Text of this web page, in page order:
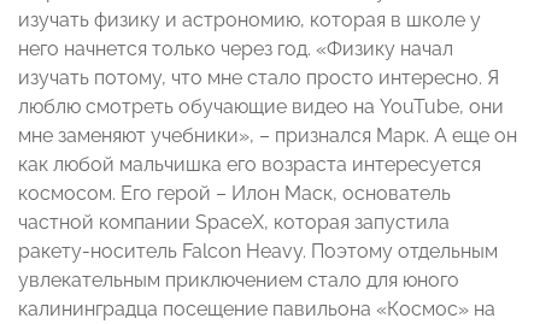
изучать физику и астрономию, которая в школе у
него начнется только через год. «Физику начал
изучать потому, что мне стало просто интересно. Я
люблю смотреть обучающие видео на YouTube, они
мне заменяют учебники», – признался Марк. А еще он
как любой мальчишка его возраста интересуется
космосом. Его герой – Илон Маск, основатель
частной компании SpaceХ, которая запустила
ракету-носитель Falcon Heavy. Поэтому отдельным
увлекательным приключением стало для юного
калининградца посещение павильона «Космос» на